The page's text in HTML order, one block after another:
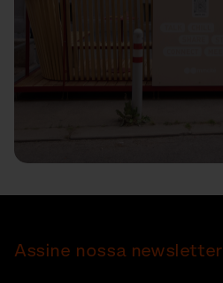
Assine nossa newsletter